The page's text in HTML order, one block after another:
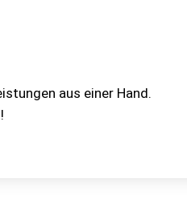
aus einer Hand.